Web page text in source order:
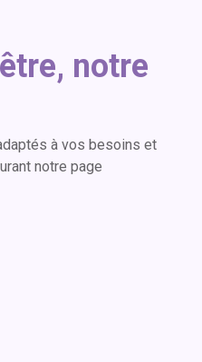
notre
à vos besoins et
notre page